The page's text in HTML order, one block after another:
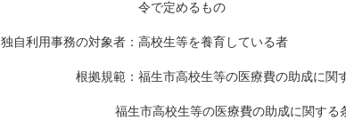
令で定めるもの
独自利用事務の対象者：高校生等を養育している者
根拠規範：福生市高校生等の医療費の助成に関する
福生市高校生等の医療費の助成に関する条